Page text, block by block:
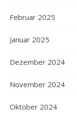
Februar 2025
Januar 2025
Dezember 2024
November 2024
Oktober 2024